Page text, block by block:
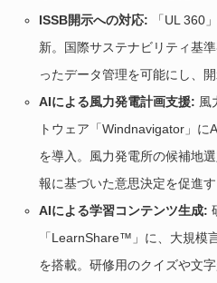
ISSB開示への対応: 「UL 360
新。国際サステナビリティ基
ったデータ管理を可能にし、
AIによる風力発電計画支援: 風
トウェア「Windnavigator」
を導入。風力発電所の候補地
報に基づいた意思決定を促進す
AIによる学習コンテンツ生成:
「LearnShare™」に、大規模
を搭載。研修用のクイズや文